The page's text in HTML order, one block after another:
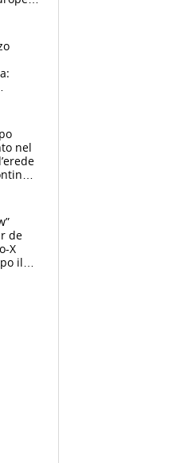
nel
de
X
il